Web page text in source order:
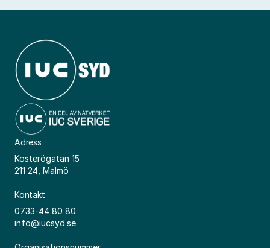
Adress
Kosterögatan 15
211 24, Malmö
Kontakt
0733-44 80 80
info@iucsyd.se